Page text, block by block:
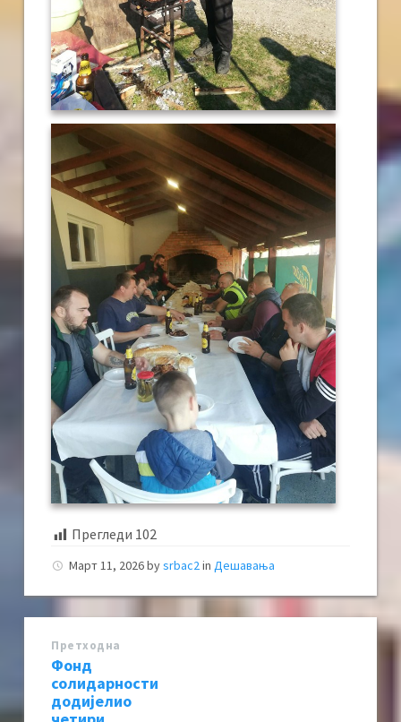
Прегледи 102
Март 11, 2026bysrbac2 in Дешавања
Претходна
Фонд
солидарности
додијелио